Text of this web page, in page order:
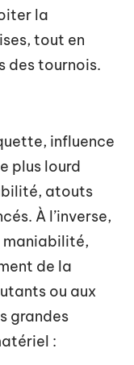
la
tout en
des tournois.
influence
plus lourd
atouts
À l’inverse,
maniabilité,
de la
ou aux
grandes
: